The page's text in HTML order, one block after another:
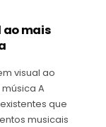
ao mais
visual ao
A
que
musicais